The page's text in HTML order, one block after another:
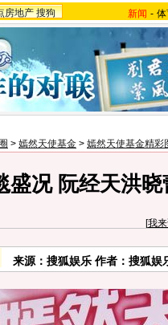
房地产 搜狗 新闻 -
> 嫣然天使基金 > 嫣然天使基金精彩
盛况 阮经天洪
[我
来源：搜狐娱乐 作者：搜狐娱